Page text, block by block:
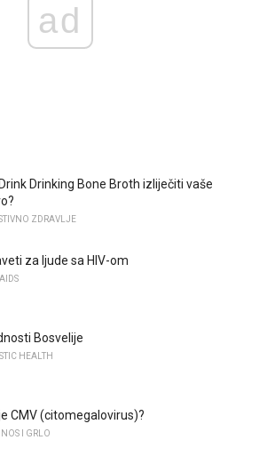
ad
Drinking Bone Broth izliječiti vaše
ZDRAVLJE
za ljude sa HIV-om
Bosvelije
HEALTH
CMV (citomegalovirus)?
I GRLO